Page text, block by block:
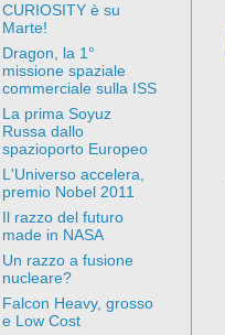
CURIOSITY è su
Marte!
Dragon, la 1°
missione spaziale
commerciale sulla ISS
La prima Soyuz
Russa dallo
spazioporto Europeo
L'Universo accelera,
premio Nobel 2011
Il razzo del futuro
made in NASA
Un razzo a fusione
nucleare?
Falcon Heavy, grosso
e Low Cost